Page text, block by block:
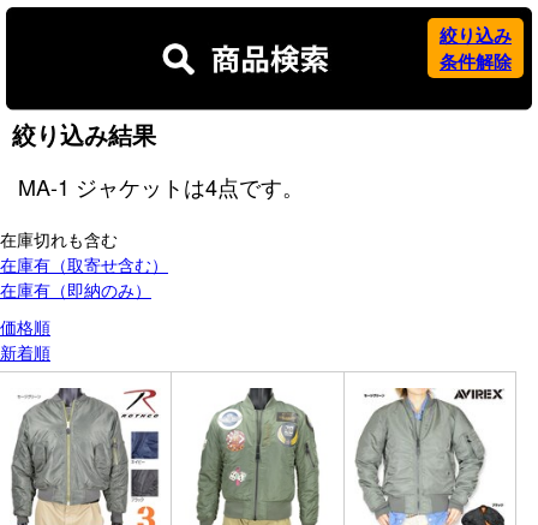
絞り込み結果
絞り込み
条件解除
MA-1 ジャケットは4点です。
在庫切れも含む
在庫有（取寄せ含む）
在庫有（即納のみ）
価格順
新着順